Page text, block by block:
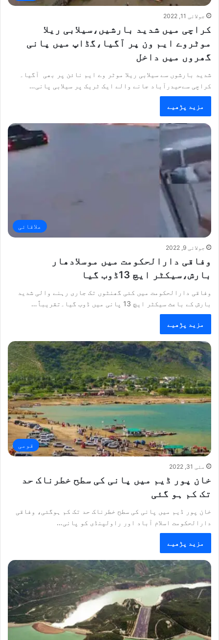
جولائی 11, 2022
کراچی میں شدید بارشیں،سیلابی ریلا
موٹروے ایم ون پر آگیا،گڈاپ میں پانی
گھروں میں داخل
شدید بارشوں سے سیلابی ریلا موٹر وے ایم نائن پر بھی آگیا۔
کراچی سےحیدرآباد جانے والے ایک ٹریک پر سیلابی پانی…
مزید پڑھیے
علاقائی
جولائی 9, 2022
وفاقی دارالحکومت میں موسلادھار
بارش،سیکٹر ایچ 13ڈوب گیا
وفاقی دارالحکومت میں کئی گھنٹوں تک جاری رہنے والی شدید
بارش کے باعث سیکٹر ایچ 13 پانی میں ڈوب گیا۔تقریباً…
مزید پڑھیے
قومی
مئی 31, 2022
خان پور ڈیم میں پانی کی سطح خطرناک حد
تک کم ہو گئی
خان پور ڈیم میں پانی کی سطح خطرناک حد تک کم ہوگئی، وفاقی
دارالحکومت اسلام آباد اور راولپنڈی کو پانی…
مزید پڑھیے